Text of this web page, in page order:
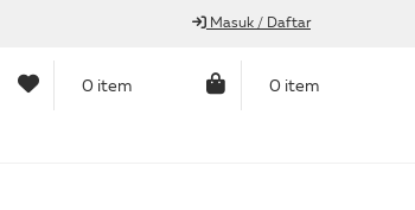
Masuk / Daftar
0 item 0 item